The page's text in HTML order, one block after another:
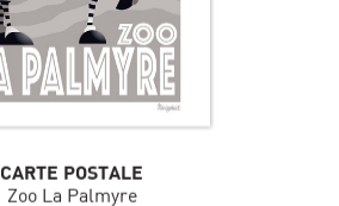
CARTE POSTALE
Zoo La Palmyre